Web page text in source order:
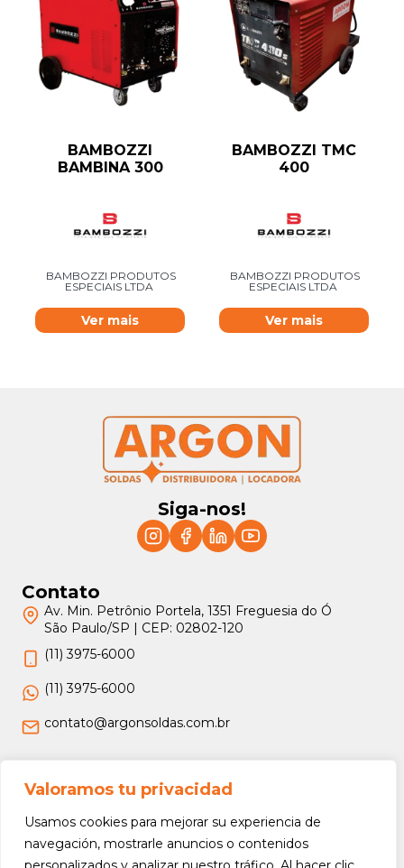
Valoramos tu privacidad
Usamos cookies para mejorar su experiencia de
navegación, mostrarle anuncios o contenidos
BAMBOZZI
BAMBINA 300
BAMBOZZI PRODUTOS
ESPECIAIS LTDA
Ver mais
BAMBOZZI TMC
400
BAMBOZZI PRODUTOS
ESPECIAIS LTDA
Ver mais
Siga-nos!
Contato
Av. Min. Petrônio Portela, 1351 Freguesia do Ó
São Paulo/SP | CEP: 02802-120
(11) 3975-6000
(11) 3975-6000
contato@argonsoldas.com.br
Jurídico
Termos e Condições
Política de Privacidade